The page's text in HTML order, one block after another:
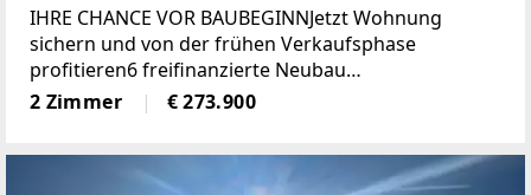
IHRE CHANCE VOR BAUBEGINNJetzt Wohnung
sichern und von der frühen Verkaufsphase
profitieren6 freifinanzierte Neubau
EigentumswohnungenWohnungsgrößen von ca. 50
m² bis 68 m²Alle Wohnungen sind entweder mit
2 Zimmer € 273.900